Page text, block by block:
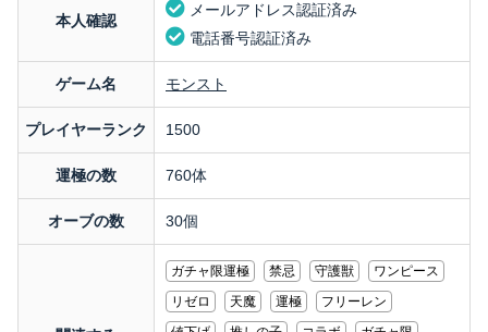
本人確認
メールアドレス認証済み
電話番号認証済み
ゲーム名 モンスト
プレイヤーランク 1500
運極の数 760体
オーブの数 30個
ガチャ限運極 禁忌 守護獣
ワンピース
リゼロ
天魔 運極
フリーレン